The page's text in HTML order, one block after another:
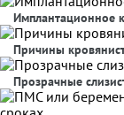
Имплантационное
Причины
Прозрачные